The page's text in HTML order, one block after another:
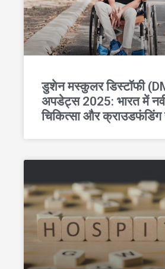
डुशेन मस्कुलर डिस्टॉफी
अपडेट्स 2025: भारत में
चिकित्सा और क्राउडफंडिंग